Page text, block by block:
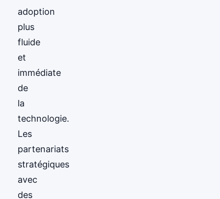
adoption
plus
fluide
et
immédiate
de
la
technologie.
Les
partenariats
stratégiques
avec
des